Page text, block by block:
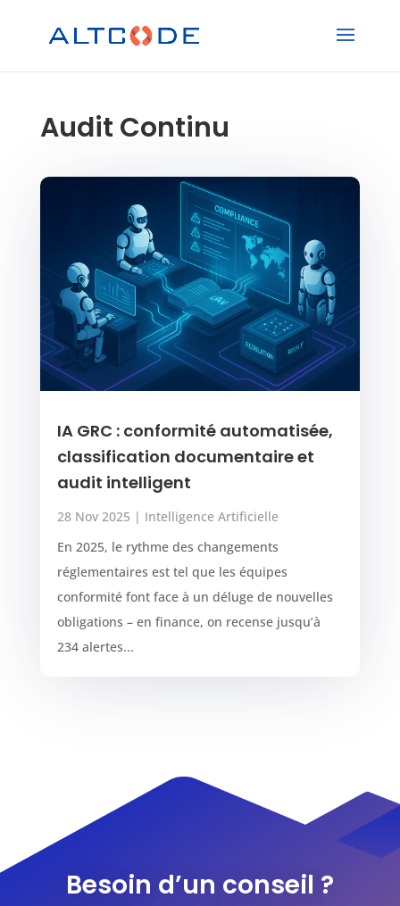
Audit Continu
IA GRC : conformité automatisée,
classification documentaire et
audit intelligent
28 Nov 2025 | Intelligence Artificielle
En 2025, le rythme des changements
réglementaires est tel que les équipes
conformité font face à un déluge de nouvelles
obligations – en finance, on recense jusqu’à
234 alertes...
Besoin d’un conseil ?